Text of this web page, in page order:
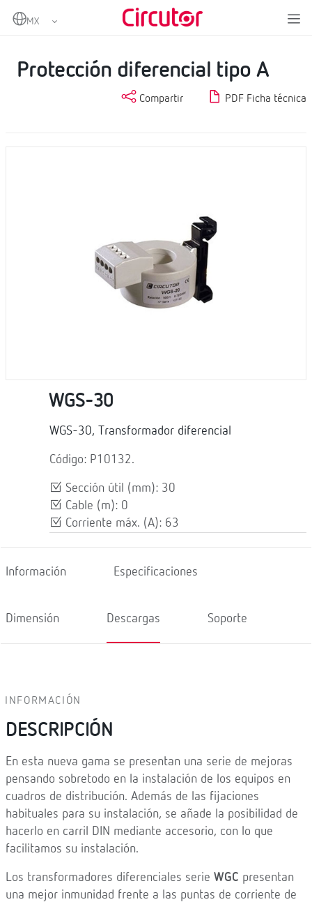
Home Protección y control
Protección diferencial
Protección diferencial tipo A
Compartir PDF Ficha técnica
WGS-30
WGS-30, Transformador diferencial
Código: P10132.
Sección útil (mm): 30
Cable (m): 0
Corriente máx. (A): 63
Información Especificaciones
Dimensión Descargas Soporte
INFORMACIÓN
DESCRIPCIÓN
En esta nueva gama se presentan una serie de mejoras
pensando sobretodo en la instalación de los equipos en
cuadros de distribución. Además de las fijaciones
habituales para su instalación, se añade la posibilidad de
hacerlo en carril DIN mediante accesorio, con lo que
facilitamos su instalación.
Los transformadores diferenciales serie WGC presentan
una mejor inmunidad frente a las puntas de corriente de